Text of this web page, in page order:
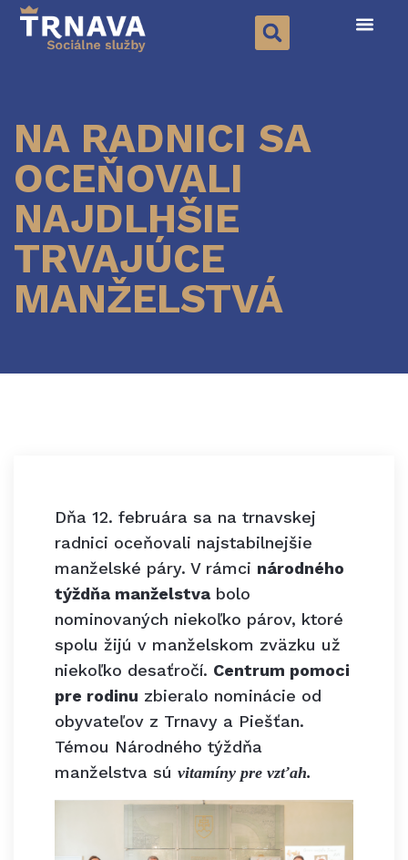
NA RADNICI SA
OCEŇOVALI
NAJDLHŠIE
TRVAJÚCE
MANŽELSTVÁ
Dňa 12. februára sa na trnavskej
radnici oceňovali najstabilnejšie
manželské páry. V rámci národného
týždňa manželstva bolo
nominovaných niekoľko párov, ktoré
spolu žijú v manželskom zväzku už
niekoľko desaťročí. Centrum pomoci
pre rodinu zbieralo nominácie od
obyvateľov z Trnavy a Piešťan.
Témou Národného týždňa
manželstva sú vitamíny pre vzťah.